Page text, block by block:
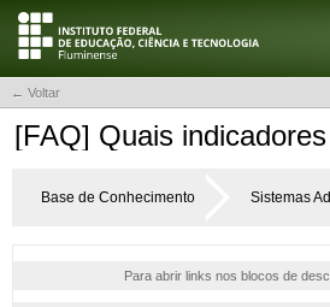
← Voltar
[FAQ] Quais
Base de Conhecimento Sistemas
Para abrir links nos blocos de